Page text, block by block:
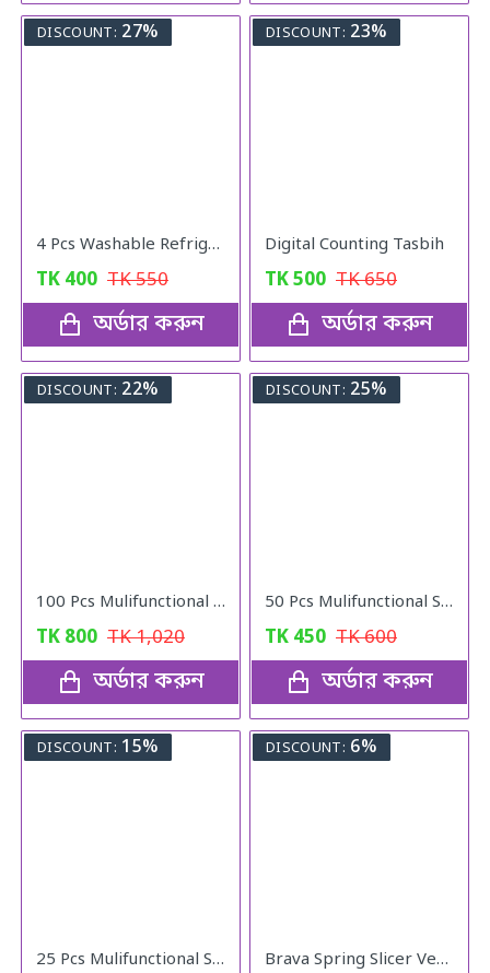
DISCOUNT: 27%
4 Pcs Washable Refrigerator Mats
TK 400 TK550
অর্ডার করুন
DISCOUNT: 23%
Digital Counting Tasbih
TK500 TK650
অর্ডার করুন
DISCOUNT: 22%
100 Pcs Mulifunctional Sunshade Net Fixing Clip
TK 800 TK1,020
অর্ডার করুন
DISCOUNT: 25%
50 Pcs Mulifunctional Sunshade Net Fixing Clip
TK 450 TK600
অর্ডার করুন
DISCOUNT: 15%
25 Pcs Mulifunctional Sunshade "Net Fixing Clip"
DISCOUNT: 6%
Brava Spring Slicer Vegetables Fruits Cutter